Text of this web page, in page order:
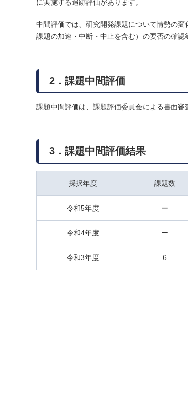
に実施する追跡評価があります。
中間評価では、研究開発課題について情勢の
課題の加速・中断・中止を含む）の要否の確
2．課題中間評価
課題中間評価は、課題評価委員会による書面
3．課題中間評価結果
採択年度 課題数
令和5年度 ー
令和4年度 ー
令和3年度 6